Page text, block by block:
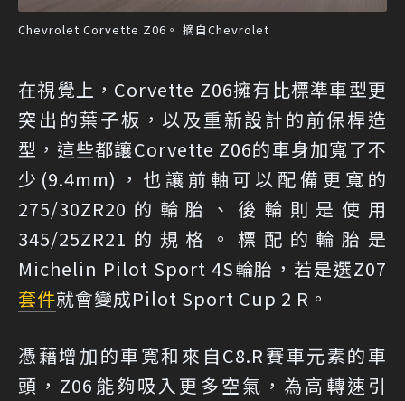
Chevrolet Corvette Z06。 摘自Chevrolet
在視覺上，Corvette Z06擁有比標準車型更
突出的葉子板，以及重新設計的前保桿造
型，這些都讓Corvette Z06的車身加寬了不
少(9.4mm)，也讓前軸可以配備更寬的
275/30ZR20的輪胎、後輪則是使用
345/25ZR21的規格。標配的輪胎是
Michelin Pilot Sport 4S輪胎，若是選Z07
套件就會變成Pilot Sport Cup 2 R。
憑藉增加的車寬和來自C8.R賽車元素的車
頭，Z06能夠吸入更多空氣，為高轉速引